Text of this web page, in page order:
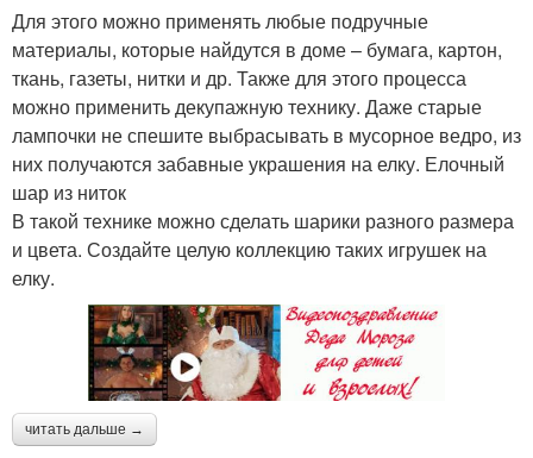
Для этого можно применять любые подручные
материалы, которые найдутся в доме – бумага, картон,
ткань, газеты, нитки и др. Также для этого процесса
можно применить декупажную технику. Даже старые
лампочки не спешите выбрасывать в мусорное ведро, из
них получаются забавные украшения на елку. Елочный
шар из ниток
В такой технике можно сделать шарики разного размера
и цвета. Создайте целую коллекцию таких игрушек на
елку.
читать дальше →